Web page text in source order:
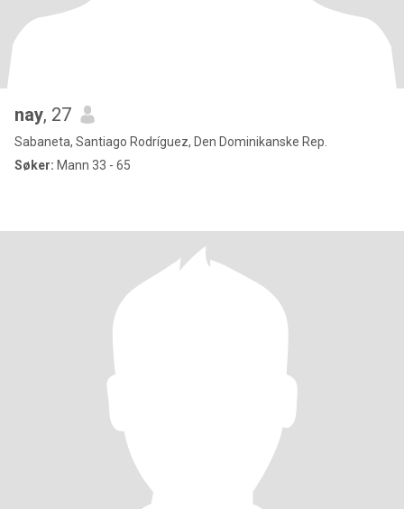
nay, 27
Sabaneta, Santiago Rodríguez, Den Dominikanske Rep.
Søker: Mann 33 - 65